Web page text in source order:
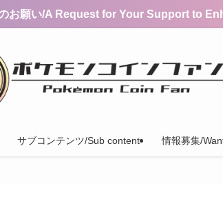
お願い/A Request for Your Support to
サブコンテンツ/Sub content 情報募集/